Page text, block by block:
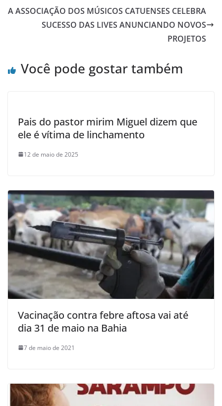
A ASSOCIAÇÃO DOS MÚSICOS CATUENSES CELEBRA
SUCESSO DAS LIVES ANUNCIANDO NOVOS
PROJETOS
Você pode gostar também
Pais do pastor mirim Miguel dizem que
ele é vítima de linchamento
12 de maio de 2025
Vacinação contra febre aftosa vai até
dia 31 de maio na Bahia
7 de maio de 2021